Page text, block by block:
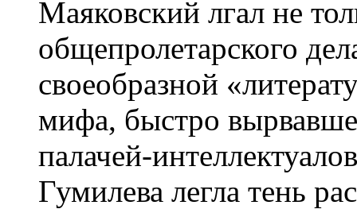
Маяковский лгал не
общепролетарского
своеобразной
мифа, быстро
палачей-
Гумилева легла тень